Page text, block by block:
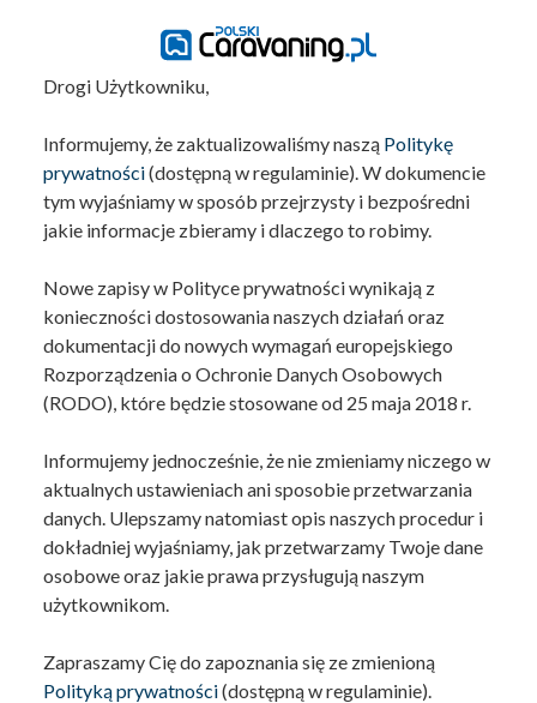
Drogi Użytkowniku,
Informujemy, że zaktualizowaliśmy naszą Politykę
prywatności(dostępną w regulaminie). W dokumencie
tym wyjaśniamy w sposób przejrzysty i bezpośredni
jakie informacje zbieramy i dlaczego to robimy.
Nowe zapisy w Polityce prywatności wynikają z
konieczności dostosowania naszych działań oraz
dokumentacji do nowych wymagań europejskiego
Rozporządzenia o Ochronie Danych Osobowych
(RODO), które będzie stosowane od 25 maja 2018 r.
Informujemy jednocześnie, że nie zmieniamy niczego w
aktualnych ustawieniach ani sposobie przetwarzania
danych. Ulepszamy natomiast opis naszych procedur i
dokładniej wyjaśniamy, jak przetwarzamy Twoje dane
osobowe oraz jakie prawa przysługują naszym
użytkownikom.
Zapraszamy Cię do zapoznania się ze zmienioną
Polityką prywatności(dostępną w regulaminie).